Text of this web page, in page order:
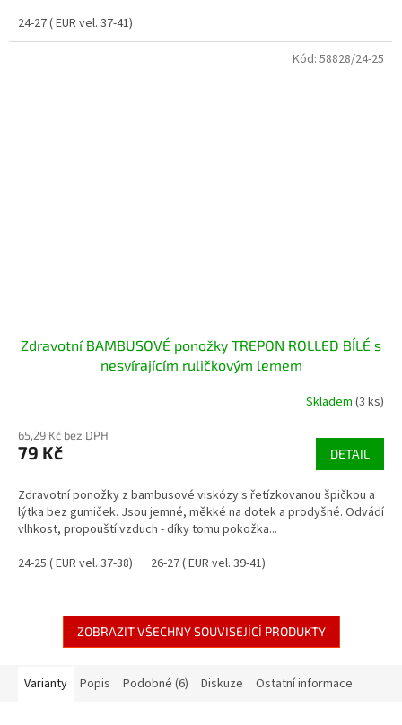
24-27 ( EUR vel. 37-41)
Zdravotní BAMBUSOVÉ ponožky TREPON ROLLED BÍLÉ s
nesvírajícím ruličkovým lemem
Skladem (3 ks)
65,29 Kč bez DPH
79 Kč DETAIL
Zdravotní ponožky z bambusové viskózy s řetízkovanou špičkou a
lýtka bez gumiček. Jsou jemné, měkké na dotek a prodyšné. Odvádí
vlhkost, propouští vzduch - díky tomu pokožka...
24-25 ( EUR vel. 37-38)
26-27 ( EUR vel. 39-41)
Kód: 58828/24-25
ZOBRAZIT VŠECHNY SOUVISEJÍCÍ PRODUKTY
Varianty Popis Podobné (6) Diskuze Ostatní informace